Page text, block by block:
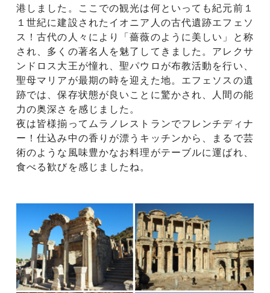
港しました。ここでの観光は何といっても紀元前１
１世紀に建設されたイオニア人の古代遺跡エフェソ
ス！古代の人々により「薔薇のように美しい」と称
され、多くの著名人を魅了してきました。アレクサ
ンドロス大王が憧れ、聖パウロが布教活動を行い、
聖母マリアが最期の時を迎えた地。エフェソスの遺
跡では、保存状態が良いことに驚かされ、人間の能
力の奥深さを感じました。
夜は皆様揃ってムラノレストランでフレンチディナ
ー！仕込み中の香りが漂うキッチンから、まるで芸
術のような風味豊かなお料理がテーブルに運ばれ、
食べる歓びを感じましたね。